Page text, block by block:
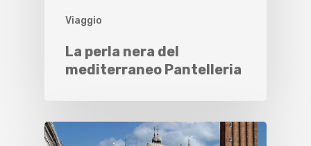
Viaggio
La perla nera del
mediterraneo Pantelleria